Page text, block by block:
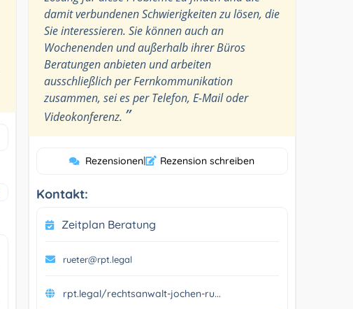
damit verbundenen Schwierigkeiten zu lösen, die
Sie interessieren. Sie können auch an
Wochenenden und außerhalb ihrer Büros
Beratungen anbieten und arbeiten
ausschließlich per Fernkommunikation
zusammen, sei es per Telefon, E-Mail oder
Videokonferenz. ”
Rezensionen| Rezension schreiben
Kontakt:
Zeitplan Beratung
rueter@rpt.legal
rpt.legal/rechtsanwalt-jochen-ru...